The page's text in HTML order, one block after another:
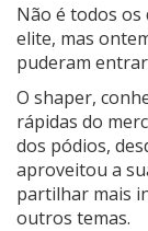
Não é todos os
elite, mas
puderam
O shaper,
rápidas do
dos pódios,
aproveitou a
partilhar mais
outros temas.